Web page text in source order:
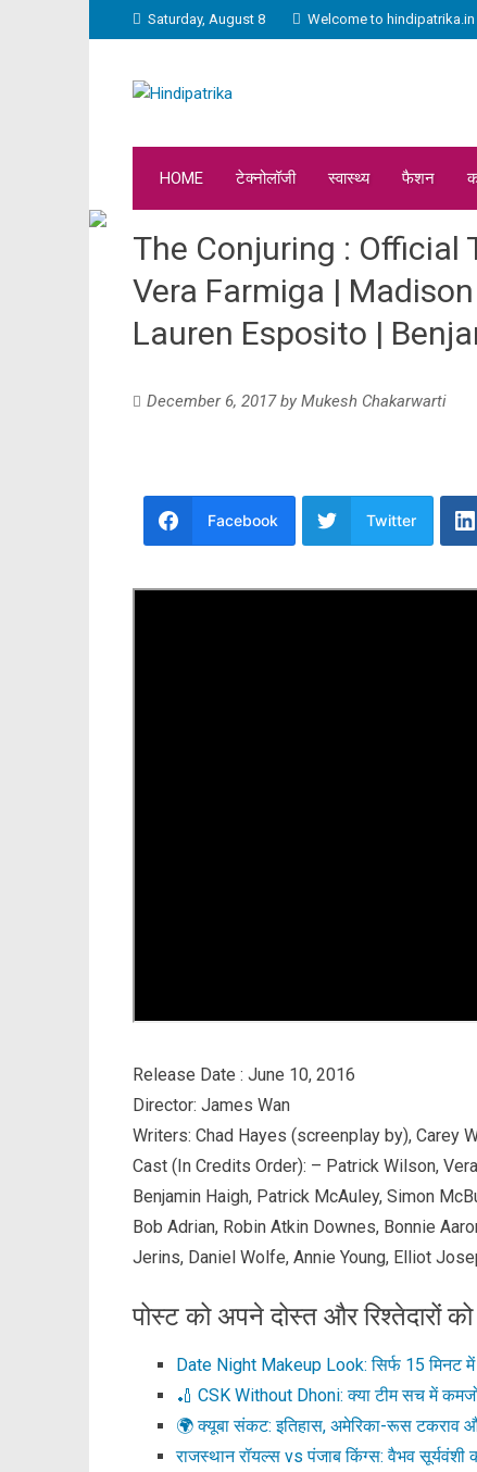
Saturday, August 8 Welcome to hindipatrika.in
HOME टेक्नोलॉजी स्वास्थ्य फैशन
The Conjuring : Official
Vera Farmiga |
Lauren Esposito |
December 6, 2017by Mukesh Chakarwarti
Facebook Twitter
Release Date : June 10, 2016
Director: James Wan
Writers: Chad Hayes (screenplay by), Carey
Cast (In Credits Order): – Patrick Wilson,
Benjamin Haigh, Patrick McAuley, Simon
Bob Adrian, Robin Atkin Downes, Bonnie
Jerins, Daniel Wolfe, Annie Young, Elliot
पोस्ट को अपने दोस्त और रिश्तेदारों
Date Night Makeup Look: सिर्फ 15 मिनट
🏏 CSK Without Dhoni: क्या टीम सच में
🌍 क्यूबा संकट: इतिहास, अमेरिका-रूस टकराव
राजस्थान रॉयल्स vs पंजाब किंग्स: वैभव सूर्यवंशी